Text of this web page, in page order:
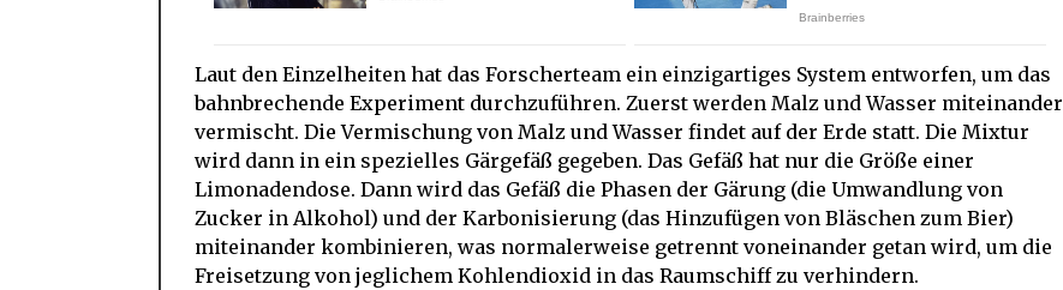
Laut den Einzelheiten hat das Forscherteam ein einzigartiges System entworfen, um das
bahnbrechende Experiment durchzuführen. Zuerst werden Malz und Wasser miteinander
vermischt. Die Vermischung von Malz und Wasser findet auf der Erde statt. Die Mixtur
wird dann in ein spezielles Gärgefäß gegeben. Das Gefäß hat nur die Größe einer
Limonadendose. Dann wird das Gefäß die Phasen der Gärung (die Umwandlung von
Zucker in Alkohol) und der Karbonisierung (das Hinzufügen von Bläschen zum Bier)
miteinander kombinieren, was normalerweise getrennt voneinander getan wird, um die
Freisetzung von jeglichem Kohlendioxid in das Raumschiff zu verhindern.